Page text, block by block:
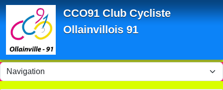
CCO91 Club Cycliste
Ollainvillois 91
Panneau de gestion des cookies